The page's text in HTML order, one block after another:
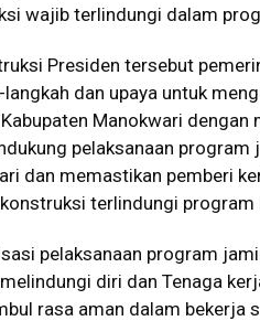
wajib terlindungi dalam
Presiden tersebut
dan upaya untuk
Manokwari
pelaksanaan
dan memastikan pemberi
terlindungi program
pelaksanaan program
diri dan Tenaga
rasa aman dalam